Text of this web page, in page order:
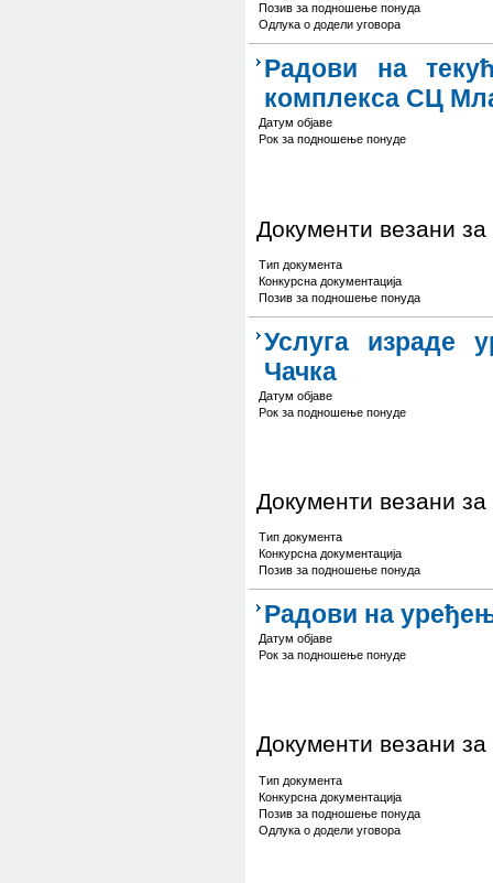
Позив за подношење понуда
Одлука о додели уговора
Радови на
комплекса СЦ
Датум објаве
Рок за подношење понуде
Документи везани за
Тип документа
Конкурсна документација
Позив за подношење понуда
Услуга израде
Чачка
Датум објаве
Рок за подношење понуде
Документи везани за
Тип документа
Конкурсна документација
Позив за подношење понуда
Радови на
Датум објаве
Рок за подношење понуде
Документи везани за
Тип документа
Конкурсна документација
Позив за подношење понуда
Одлука о додели уговора